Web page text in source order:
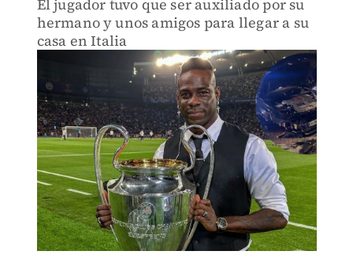
El jugador tuvo que ser auxiliado por su
hermano y unos amigos para llegar a su
casa en Italia